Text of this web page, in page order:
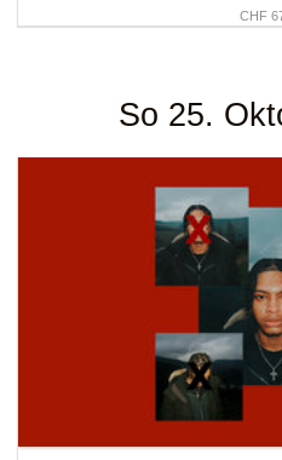
CHF
So 25.